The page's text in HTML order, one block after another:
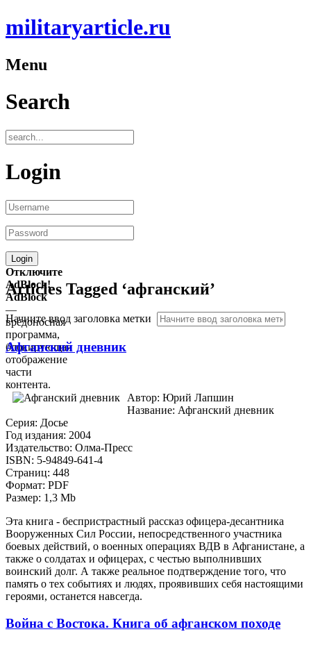
militaryarticle.ru
Menu
Search
Login
Отключите
AdBlock!
AdBlock
—
вредоносная
программа,
блокирующая
отображение
части
контента.
Articles Tagged ‘афганский’
Начните ввод заголовка метки
Афганский дневник
Автор: Юрий Лапшин
Название: Афганский дневник
Серия: Досье
Год издания: 2004
Издательство: Олма-Пресс
ISBN: 5-94849-641-4
Страниц: 448
Формат: PDF
Размер: 1,3 Mb
Эта книга - беспристрастный рассказ офицера-десантника
Вооруженных Сил России, непосредственного участника
боевых действий, о военных операциях ВДВ в Афганистане, а
также о солдатах и офицерах, с честью выполнивших
воинский долг. А также реальное подтверждение того, что
память о тех событиях и людях, проявивших себя настоящими
героями, останется навсегда.
Война с Востока. Книга об афганском походе